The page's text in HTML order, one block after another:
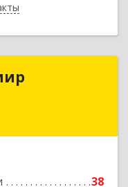
38
Владимир
Подробнее